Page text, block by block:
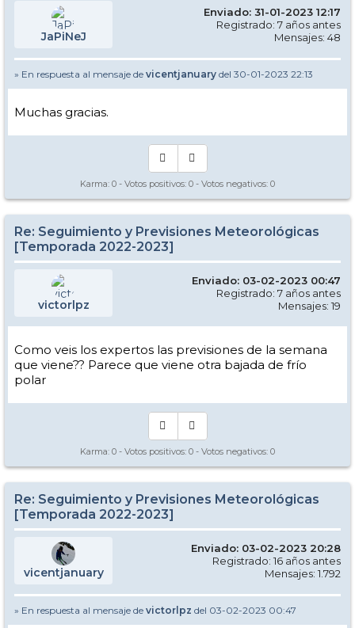
JaPiNeJ
Enviado: 31-01-2023 12:17
Registrado: 7 años antes
Mensajes: 48
» En respuesta al mensaje de vicentjanuary del 30-01-2023 22:13
Muchas gracias.
Karma: 0 - Votos positivos: 0 - Votos negativos: 0
Re: Seguimiento y Previsiones Meteorológicas
[Temporada 2022-2023]
victorlpz
Enviado: 03-02-2023 00:47
Registrado: 7 años antes
Mensajes: 19
Como veis los expertos las previsiones de la semana
que viene?? Parece que viene otra bajada de frío
polar
Karma: 0 - Votos positivos: 0 - Votos negativos: 0
Re: Seguimiento y Previsiones Meteorológicas
[Temporada 2022-2023]
vicentjanuary
Enviado: 03-02-2023 20:28
Registrado: 16 años antes
Mensajes: 1.792
» En respuesta al mensaje de victorlpz del 03-02-2023 00:47